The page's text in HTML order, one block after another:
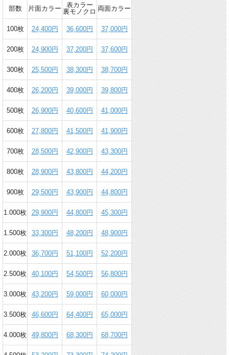
部数 片面カラー
表カラー
裏モノクロ 両面カラー
100枚 24,400円 36,600円 37,000円
200枚 24,900円 37,200円 37,600円
300枚 25,500円 38,300円 38,700円
400枚 26,200円 39,000円 39,800円
500枚 26,900円 40,600円 41,000円
600枚 27,800円 41,500円 41,900円
700枚 28,500円 42,900円 43,300円
800枚 28,900円 43,800円 44,200円
900枚 29,500円 43,900円 44,800円
1.000枚 29,900円 44,800円 45,300円
1.500枚 33,300円 48,200円 48,900円
2.000枚 36,700円 51,100円 52,200円
2.500枚 40,100円 54,500円 56,800円
3.000枚 43,200円 59,000円 60,000円
3.500枚 46,600円 64,400円 65,000円
4.000枚 49,800円 68,300円 68,700円